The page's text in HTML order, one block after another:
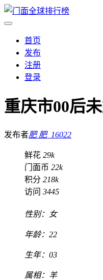
首页
发布
注册
登录
重庆市00后
发布者肥 肥_16022
鲜花 29k
门面币 22k
积分 218k
访问 3445
性别：女
年龄：22
生年：03
属相：羊